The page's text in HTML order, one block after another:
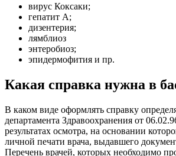
вирус Коксаки;
гепатит А;
дизентерия;
лямблиоз
энтеробиоз;
эпидермофития и пр.
Какая справка нужна в
В каком виде оформлять справку
департамента Здравоохранения от
результатах осмотра, на основании
личной печати врача, выдавшего
Перечень врачей, которых необходимо